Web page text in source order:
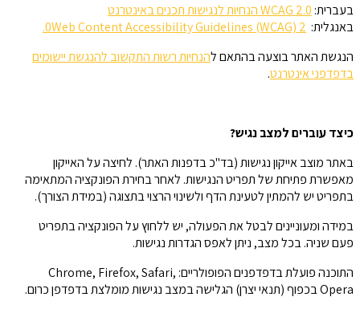
בעברית: WCAG 2.0 הנחיות לנגישות תכנים באינטרנט
באנגלית:
0Web Content Accessibility Guidelines (WCAG) 2.
הנגשת האתר בוצעה בהתאם להנחיות רשות התקשוב להנגשת יישומים
בדפדפני אינטרנט.
כיצד עוברים למצב נגיש?
באתר מוצב אייקון נגישות (בד"כ בדפנות האתר). לחיצה על האייקון
מאפשרת פתיחת של תפריט הנגישות. לאחר בחירת הפונקציה המתאימה
בתפריט יש להמתין לטעינת הדף ולשינוי הרצוי בתצוגה (במידת הצורך).
במידה ומעוניינים לבטל את הפעולה, יש ללחוץ על הפונקציה בתפריט
פעם שניה. בכל מצב, ניתן לאפס הגדרות נגישות.
התוכנה פועלת בדפדפנים הפופולריים: Chrome, Firefox, Safari,
Opera בכפוף (תנאי יצרן) הגלישה במצב נגישות מומלצת בדפדפן כרום.